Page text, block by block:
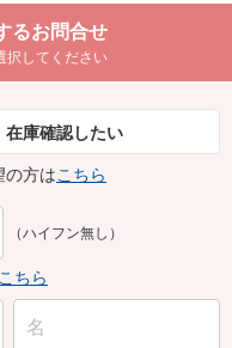
るお問合せ
択してください
在庫確認したい
の方はこちら
（ハイフン無し）
こちら